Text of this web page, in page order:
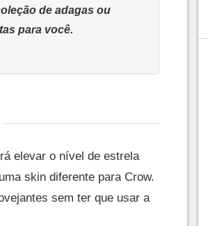
de adagas ou
para você.
elevar o nível de estrela
skin diferente para Crow.
sem ter que usar a